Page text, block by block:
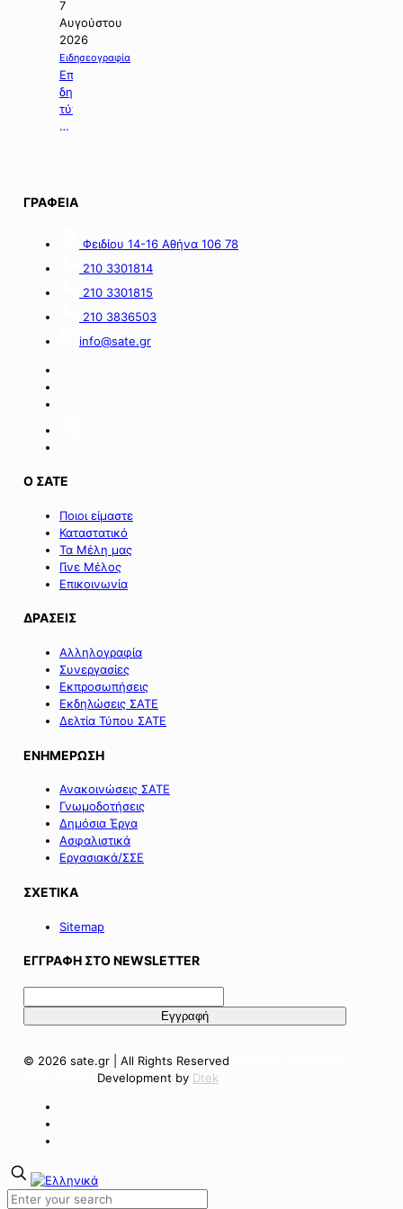
των
επιχειρήσεων
της
Σαμοθράκης».
οικονομικών,
εμπορικών
και
επιχειρηματικών
ειδήσεων
για
την
7
Αυγούστου
2026
Ειδησεογραφία
Επιλογή
δημοσιευμάτων
τύπου
της
ΓΡΑΦΕΙΑ
Φειδίου 14-16 Αθήνα 106 78
210 3301814
210 3301815
210 3836503
info@sate.gr
Ο ΣΑΤΕ
Ποιοι είμαστε
Καταστατικό
Τα Μέλη μας
Γίνε Μέλος
Επικοινωνία
ΔΡΑΣΕΙΣ
Αλληλογραφία
Συνεργασίες
Εκπροσωπήσεις
Εκδηλώσεις ΣΑΤΕ
Δελτία Τύπου ΣΑΤΕ
ΕΝΗΜΕΡΩΣΗ
Ανακοινώσεις ΣΑΤΕ
Γνωμοδοτήσεις
Δημόσια Έργα
Ασφαλιστικά
Εργασιακά/ΣΣΕ
ΣΧΕΤΙΚΑ
Sitemap
ΕΓΓΡΑΦΗ ΣΤΟ NEWSLETTER
© 2026 sate.gr | All Rights Reserved
Development by Dtek